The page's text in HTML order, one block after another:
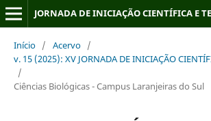
JORNADA DE INICIAÇÃO CIENTÍFICA E
Início / Acervo /
v. 15 (2025): XV JORNADA DE INICIAÇÃO
/
Ciências Biológicas - Campus Laranjeiras do Sul